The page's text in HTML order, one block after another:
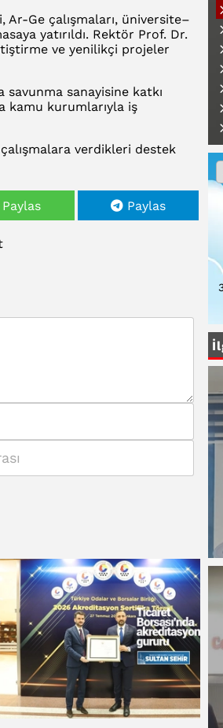
Ar-Ge çalışmaları, üniversite–
yatırıldı. Rektör Prof. Dr.
ve yenilikçi projeler
sanayisine katkı
kamu kurumlarıyla iş
verdikleri destek
Paylas Paylas